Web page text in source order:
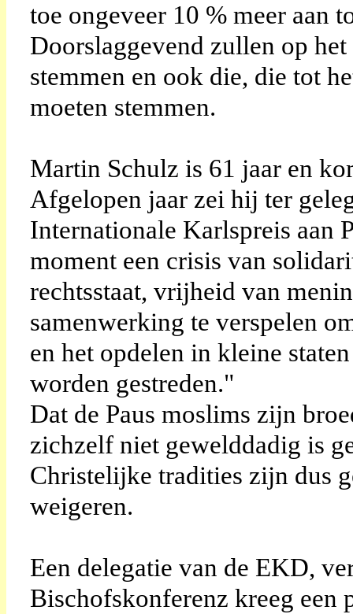
toe ongeveer 10 % meer aan
Doorslaggevend zullen op
stemmen en ook die, die tot
moeten stemmen.
Martin Schulz is 61 jaar en
Afgelopen jaar zei hij ter
Internationale Karlspreis aan
moment een crisis van
rechtsstaat, vrijheid van
samenwerking te verspelen
en het opdelen in kleine
worden gestreden."
Dat de Paus moslims zijn
zichzelf niet gewelddadig is
Christelijke tradities zijn dus
weigeren.
Een delegatie van de EKD,
Bischofskonferenz kreeg een